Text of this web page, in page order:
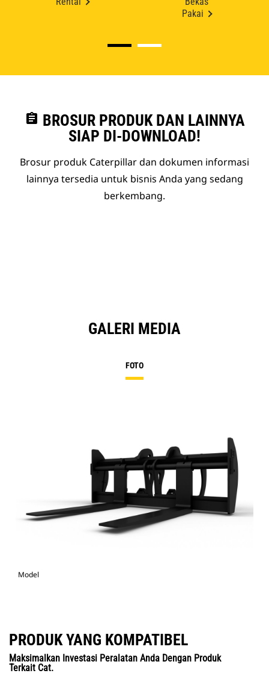
Pakai
assignment BROSUR PRODUK DAN LAINNYA
SIAP DI-DOWNLOAD!
Brosur produk Caterpillar dan dokumen informasi
lainnya tersedia untuk bisnis Anda yang sedang
berkembang.
GALERI MEDIA
FOTO
Model
PRODUK YANG KOMPATIBEL
Maksimalkan Investasi Peralatan Anda Dengan Produk
Terkait Cat.